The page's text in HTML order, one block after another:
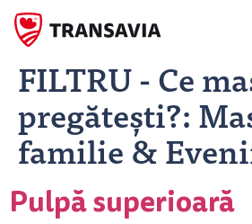
FILTRU - Ce
pregătești?:
familie &
Pulpă superioară